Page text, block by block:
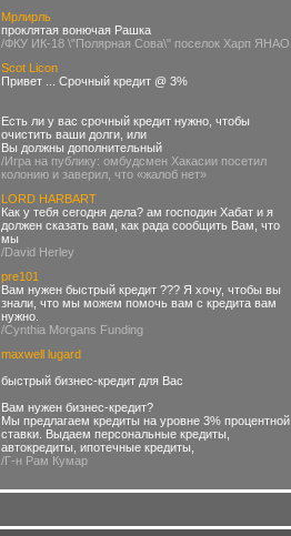
Мрлирль
проклятая вонючая Рашка
/ФКУ ИК-18 \"Полярная Сова\" поселок Харп ЯНАО
Scot Licon
Привет ... Срочный кредит @ 3%
Есть ли у вас срочный кредит нужно, чтобы
очистить ваши долги, или
Вы должны дополнительный
/Игра на публику: омбудсмен Хакасии посетил
колонию и заверил, что «жалоб нет»
LORD HARBART
Как у тебя сегодня дела? ам господин Хабат и я
должен сказать вам, как рада сообщить Вам, что
мы
/David Herley
pre101
Вам нужен быстрый кредит ??? Я хочу, чтобы вы
знали, что мы можем помочь вам с кредита вам
нужно.
/Cynthia Morgans Funding
maxwell lugard
быстрый бизнес-кредит для Вас
Вам нужен бизнес-кредит?
Мы предлагаем кредиты на уровне 3% процентной
ставки. Выдаем персональные кредиты,
автокредиты, ипотечные кредиты,
/Г-н Рам Кумар